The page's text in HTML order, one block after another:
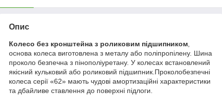
Опис
Колесо без кронштейна з роликовим підшипником
основа колеса виготовлена з металу або поліпропілену. Шина
проколо безпечна з пінополіуретану. У колесах встановлений
якісний кульковий або роликовий підшипник.Проколобезпечні
колеса серії «62» мають чудові амортизаційні характеристики
та дбайливе ставлення до поверхні підлоги.